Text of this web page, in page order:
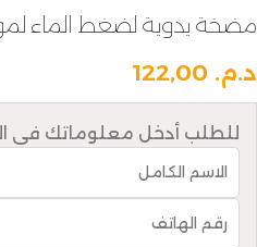
مضخة يدوية لضغط الماء
د.م.
للطلب أدخل معلوماتك في